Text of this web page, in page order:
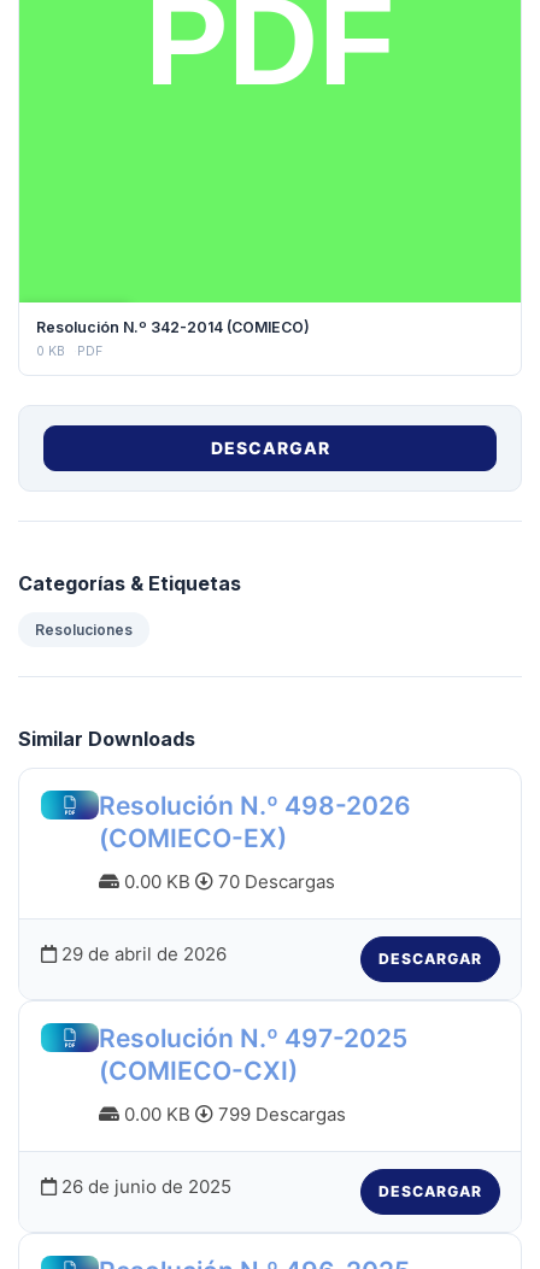
Resolución N.º 342-2014 (COMIECO)
0 KB PDF
DESCARGAR
Categorías & Etiquetas
Resoluciones
Similar Downloads
Resolución N.º 498-2026
(COMIECO-EX)
0.00 KB 70 Descargas
29 de abril de 2026 DESCARGAR
Resolución N.º 497-2025
(COMIECO-CXI)
0.00 KB 799 Descargas
26 de junio de 2025 DESCARGAR